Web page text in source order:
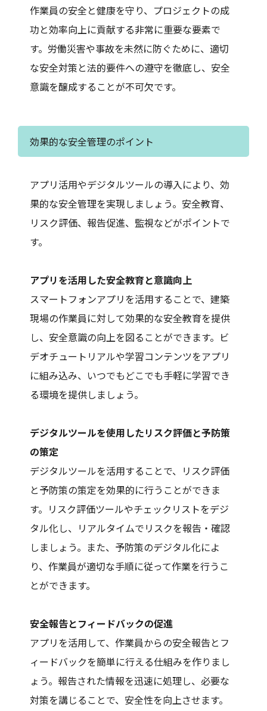
作業員の安全と健康を守り、プロジェクトの成
功と効率向上に貢献する非常に重要な要素で
す。労働災害や事故を未然に防ぐために、適切
な安全対策と法的要件への遵守を徹底し、安全
意識を醸成することが不可欠です。
効果的な安全管理のポイント
アプリ活用やデジタルツールの導入により、効
果的な安全管理を実現しましょう。安全教育、
リスク評価、報告促進、監視などがポイントで
す。
アプリを活用した安全教育と意識向上
スマートフォンアプリを活用することで、建築
現場の作業員に対して効果的な安全教育を提供
し、安全意識の向上を図ることができます。ビ
デオチュートリアルや学習コンテンツをアプリ
に組み込み、いつでもどこでも手軽に学習でき
る環境を提供しましょう。
デジタルツールを使用したリスク評価と予防策
の策定
デジタルツールを活用することで、リスク評価
と予防策の策定を効果的に行うことができま
す。リスク評価ツールやチェックリストをデジ
タル化し、リアルタイムでリスクを報告・確認
しましょう。また、予防策のデジタル化によ
り、作業員が適切な手順に従って作業を行うこ
とができます。
安全報告とフィードバックの促進
アプリを活用して、作業員からの安全報告とフ
ィードバックを簡単に行える仕組みを作りまし
ょう。報告された情報を迅速に処理し、必要な
対策を講じることで、安全性を向上させます。